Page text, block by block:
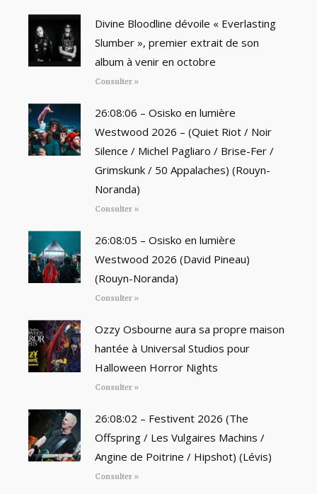
Divine Bloodline dévoile « Everlasting
Slumber », premier extrait de son
album à venir en octobre
Consulter »
26:08:06 – Osisko en lumière
Westwood 2026 – (Quiet Riot / Noir
Silence / Michel Pagliaro / Brise-Fer /
Grimskunk / 50 Appalaches) (Rouyn-
Noranda)
Consulter »
26:08:05 – Osisko en lumière
Westwood 2026 (David Pineau)
(Rouyn-Noranda)
Consulter »
Ozzy Osbourne aura sa propre maison
hantée à Universal Studios pour
Halloween Horror Nights
Consulter »
26:08:02 – Festivent 2026 (The
Offspring / Les Vulgaires Machins /
Angine de Poitrine / Hipshot) (Lévis)
Consulter »